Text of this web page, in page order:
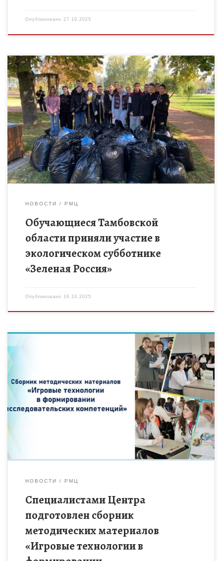
Опубликовано 27.10.2025
Всероссийский экологический субботник «Зеленая Россия»,
инициированный Общероссийским экологическим
общественным движением «Зеленая Россия» прошел в
Тамбовской области в сентябре 2025 года. Участниками
субботника стали около 10000 […]
НОВОСТИ РМЦ
Обучающиеся Тамбовской
области приняли участие в
экологическом субботнике
«Зеленая Россия»
Опубликовано 16.10.2025
Сборник адресован педагогам, активно применяющим в
своей работе современные педагогические технологии, в том
числе игровые. В сборнике представлены методические
разработки командных интеллектуальных игр различных
НОВОСТИ РМЦ
Специалистами Центра
подготовлен сборник
методических материалов
«Игровые технологии в